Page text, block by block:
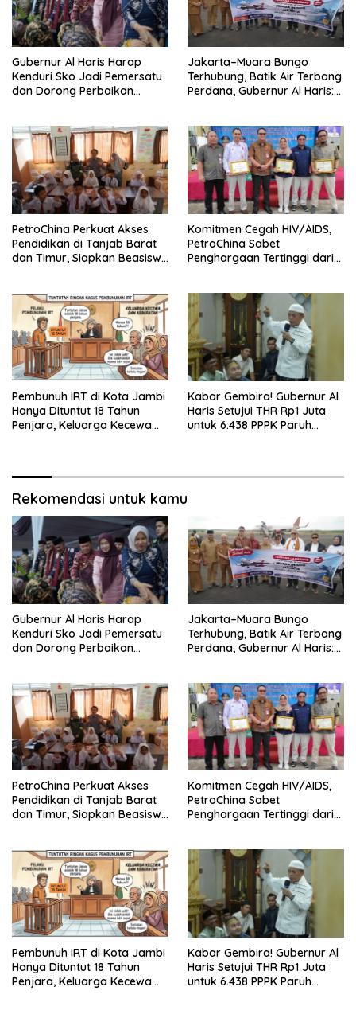
Gubernur Al Haris Harap
Kenduri Sko Jadi Pemersatu
dan Dorong Perbaikan
Jakarta–Muara Bungo
Terhubung, Batik Air Terbang
Perdana, Gubernur Al Haris:
PetroChina Perkuat Akses
Pendidikan di Tanjab Barat
dan Timur, Siapkan Beasiswa
Komitmen Cegah HIV/AIDS,
PetroChina Sabet
Penghargaan Tertinggi dari
Pembunuh IRT di Kota Jambi
Hanya Dituntut 18 Tahun
Penjara, Keluarga Kecewa
Kabar Gembira! Gubernur Al
Haris Setujui THR Rp1 Juta
untuk 6.438 PPPK Paruh
Rekomendasi untuk kamu
Gubernur Al Haris Harap
Kenduri Sko Jadi Pemersatu
dan Dorong Perbaikan
Jakarta–Muara Bungo
Terhubung, Batik Air Terbang
Perdana, Gubernur Al Haris:
PetroChina Perkuat Akses
Pendidikan di Tanjab Barat
dan Timur, Siapkan Beasiswa
Komitmen Cegah HIV/AIDS,
PetroChina Sabet
Penghargaan Tertinggi dari
Pembunuh IRT di Kota Jambi
Hanya Dituntut 18 Tahun
Penjara, Keluarga Kecewa
Kabar Gembira! Gubernur Al
Haris Setujui THR Rp1 Juta
untuk 6.438 PPPK Paruh